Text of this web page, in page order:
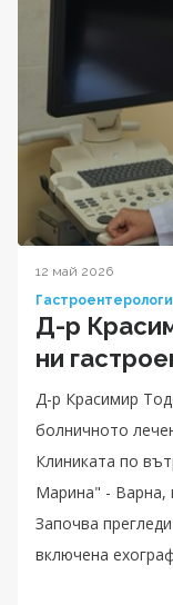
12 май 2026
Д-р
ни
Д-р Красимир
болничното
Клиниката по
Марина" - Варна,
Започва
включена